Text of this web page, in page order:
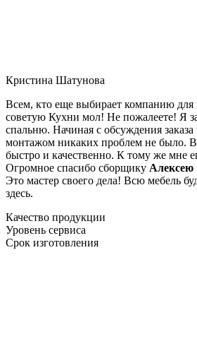
Кристина Шатунова
Всем, кто еще выбирает компанию для
советую Кухни мол! Не пожалеете! Я
спальню. Начиная с обсуждения заказа
монтажом никаких проблем не было.
быстро и качественно. К тому же мне
Огромное спасибо сборщику Алексею
Это мастер своего дела! Всю мебель
здесь.
Качество продукции
Уровень сервиса
Срок изготовления